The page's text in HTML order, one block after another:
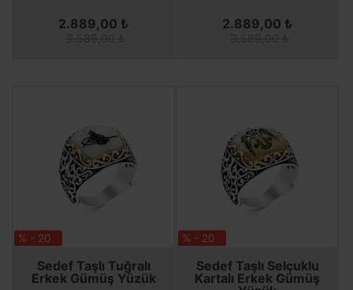
2.889,00 ₺ 2.889,00 ₺
% - 20
Sedef Taşlı Tuğralı
Erkek Gümüş Yüzük
SEPETE EKLE
SEPETE EKLE
% - 20
Sedef Taşlı Selçuklu
Kartalı Erkek Gümüş
SEPETE EKLE
SEPETE EKLE